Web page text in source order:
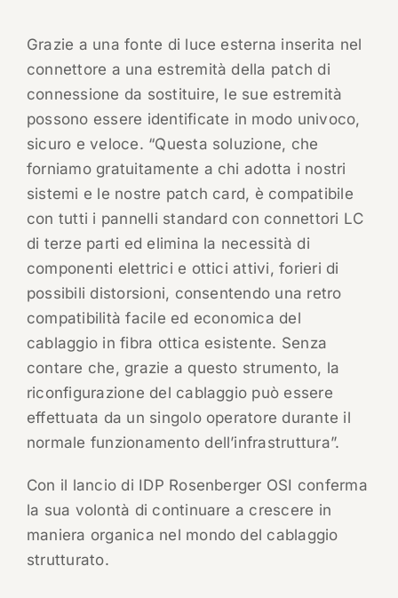
Grazie a una fonte di luce esterna inserita nel
connettore a una estremità della patch di
connessione da sostituire, le sue estremità
possono essere identificate in modo univoco,
sicuro e veloce. “Questa soluzione, che
forniamo gratuitamente a chi adotta i nostri
sistemi e le nostre patch card, è compatibile
con tutti i pannelli standard con connettori LC
di terze parti ed elimina la necessità di
componenti elettrici e ottici attivi, forieri di
possibili distorsioni, consentendo una retro
compatibilità facile ed economica del
cablaggio in fibra ottica esistente. Senza
contare che, grazie a questo strumento, la
riconfigurazione del cablaggio può essere
effettuata da un singolo operatore durante il
normale funzionamento dell’infrastruttura”.
Con il lancio di IDP Rosenberger OSI conferma
la sua volontà di continuare a crescere in
maniera organica nel mondo del cablaggio
strutturato.